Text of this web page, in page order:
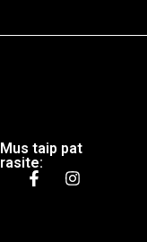
Mus taip pat
rasite: